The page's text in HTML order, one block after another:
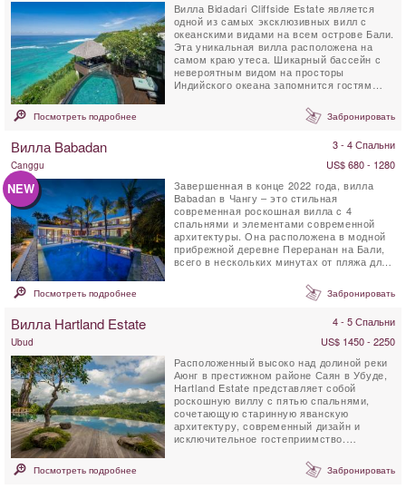
Вилла Bidadari Cliffside Estate является
одной из самых эксклюзивных вилл с
океанскими видами на всем острове Бали.
Эта уникальная вилла расположена на
самом краю утеса. Шикарный бассейн с
невероятным видом на просторы
Индийского океана запомнится гостям
Посмотреть подробнее Забронировать
Вилла Babadan 3 - 4 Спальни
Canggu US$ 680 - 1280
NEW
Завершенная в конце 2022 года, вилла
Babadan в Чангу – это стильная
современная роскошная вилла с 4
спальнями и элементами современной
архитектуры. Она расположена в модной
прибрежной деревне Переранан на Бали,
всего в нескольких минутах от пляжа для
Посмотреть подробнее Забронировать
Вилла Hartland Estate 4 - 5 Спальни
Ubud
US$ 1450 - 2250
Расположенный высоко над долиной реки
Аюнг в престижном районе Саян в Убуде,
Hartland Estate представляет собой
роскошную виллу с пятью спальнями,
сочетающую старинную яванскую
архитектуру, современный дизайн и
исключительное гостеприимство.
Посмотреть подробнее Забронировать